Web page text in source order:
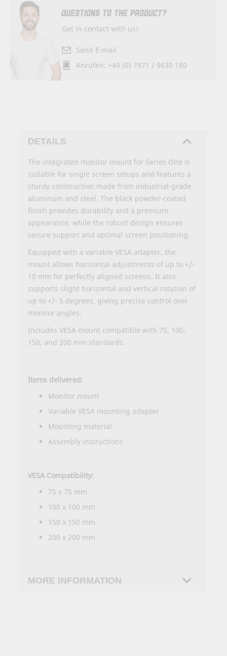
QUESTIONS TO THE PRODUCT?
Get in contact with us!
Send E-mail
Anrufen: +49 (0) 7971 / 9630 180
DETAILS
The integrated monitor mount for Series One is
suitable for single screen setups and features a
sturdy construction made from industrial-grade
aluminum and steel. The black powder-coated
finish provides durability and a premium
appearance, while the robust design ensures
secure support and optimal screen positioning.
Equipped with a variable VESA adapter, the
mount allows horizontal adjustments of up to +/-
10 mm for perfectly aligned screens. It also
supports slight horizontal and vertical rotation of
up to +/- 5 degrees, giving precise control over
monitor angles.
Includes VESA mount compatible with 75, 100,
150, and 200 mm standards.
Items delivered:
Monitor mount
Variable VESA mounting adapter
Mounting material
Assembly instructions
VESA Compatibility:
75 x 75 mm
100 x 100 mm
150 x 150 mm
200 x 200 mm
MORE INFORMATION